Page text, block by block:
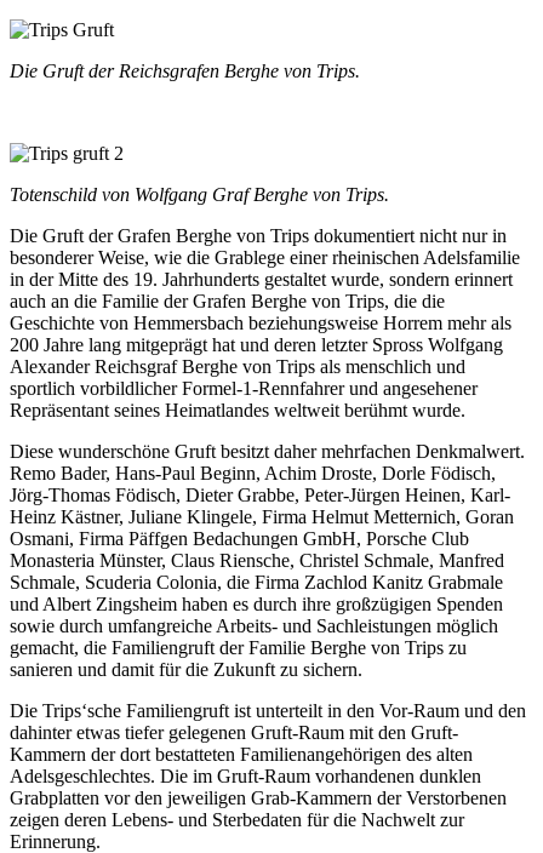
Die Gruft der Reichsgrafen Berghe von Trips.
Totenschild von Wolfgang Graf Berghe von Trips.
Die Gruft der Grafen Berghe von Trips dokumentiert nicht nur in
besonderer Weise, wie die Grablege einer rheinischen Adelsfamilie
in der Mitte des 19. Jahrhunderts gestaltet wurde, sondern erinnert
auch an die Familie der Grafen Berghe von Trips, die die
Geschichte von Hemmersbach beziehungsweise Horrem mehr als
200 Jahre lang mitgeprägt hat und deren letzter Spross Wolfgang
Alexander Reichsgraf Berghe von Trips als menschlich und
sportlich vorbildlicher Formel-1-Rennfahrer und angesehener
Repräsentant seines Heimatlandes weltweit berühmt wurde.
Diese wunderschöne Gruft besitzt daher mehrfachen Denkmalwert.
Remo Bader, Hans-Paul Beginn, Achim Droste, Dorle Födisch,
Jörg-Thomas Födisch, Dieter Grabbe, Peter-Jürgen Heinen, Karl-
Heinz Kästner, Juliane Klingele, Firma Helmut Metternich, Goran
Osmani, Firma Päffgen Bedachungen GmbH, Porsche Club
Monasteria Münster, Claus Riensche, Christel Schmale, Manfred
Schmale, Scuderia Colonia, die Firma Zachlod Kanitz Grabmale
und Albert Zingsheim haben es durch ihre großzügigen Spenden
sowie durch umfangreiche Arbeits- und Sachleistungen möglich
gemacht, die Familiengruft der Familie Berghe von Trips zu
sanieren und damit für die Zukunft zu sichern.
Die Trips‘sche Familiengruft ist unterteilt in den Vor-Raum und den
dahinter etwas tiefer gelegenen Gruft-Raum mit den Gruft-
Kammern der dort bestatteten Familienangehörigen des alten
Adelsgeschlechtes. Die im Gruft-Raum vorhandenen dunklen
Grabplatten vor den jeweiligen Grab-Kammern der Verstorbenen
zeigen deren Lebens- und Sterbedaten für die Nachwelt zur
Erinnerung.